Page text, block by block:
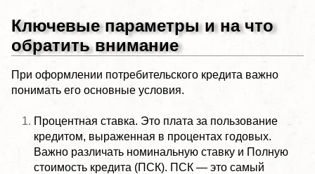
Ключевые параметры и на что
обратить внимание
При оформлении потребительского кредита важно
понимать его основные условия.
Процентная ставка. Это плата за пользование
кредитом, выраженная в процентах годовых.
Важно различать номинальную ставку и Полную
стоимость кредита (ПСК). ПСК — это самый